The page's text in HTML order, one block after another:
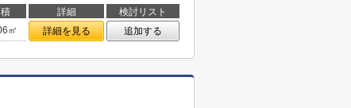
詳細
検討リスト
㎡ 詳細を見る 追加する